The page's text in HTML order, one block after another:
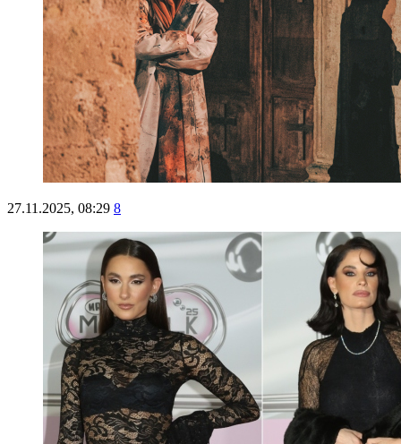
27.11.2025, 08:29 8